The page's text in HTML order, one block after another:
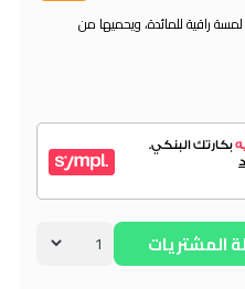
راقية للمائدة، ويحميها من
المشتريات